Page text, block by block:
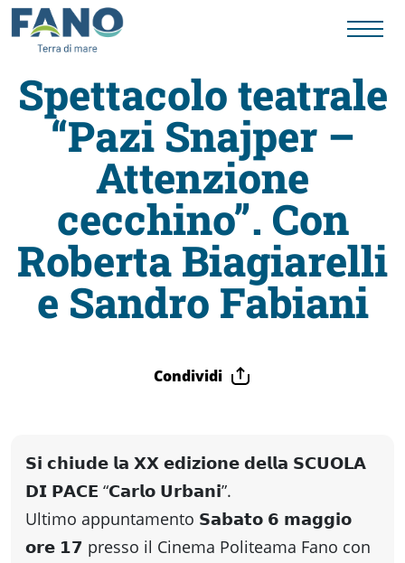
Fano
Visit
Card
Cose
Percorsi
storici
Spettacolo teatrale
“Pazi Snajper –
Attenzione
cecchino”. Con
Roberta Biagiarelli
e Sandro Fabiani
Condividi
𝗦𝗶 𝗰𝗵𝗶𝘂𝗱𝗲 𝗹𝗮 𝗫𝗫 𝗲𝗱𝗶𝘇𝗶𝗼𝗻𝗲 𝗱𝗲𝗹𝗹𝗮 𝗦𝗖𝗨𝗢𝗟𝗔
𝗗𝗜 𝗣𝗔𝗖𝗘 “𝗖𝗮𝗿𝗹𝗼 𝗨𝗿𝗯𝗮𝗻𝗶”.
Ultimo appuntamento 𝗦𝗮𝗯𝗮𝘁𝗼 𝟲 𝗺𝗮𝗴𝗴𝗶𝗼
𝗼𝗿𝗲 𝟭𝟳 presso il Cinema Politeama Fano con